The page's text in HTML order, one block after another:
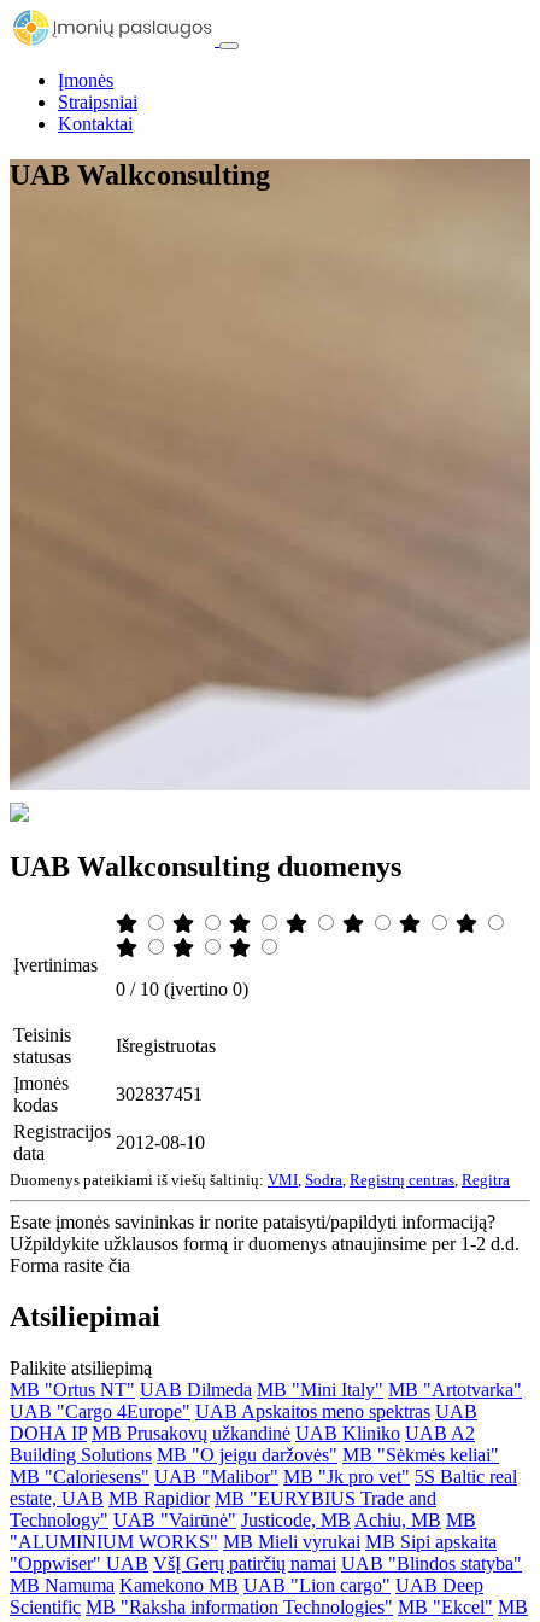
Įmonės
Straipsniai
Kontaktai
UAB Walkconsulting
UAB Walkconsulting duomenys
Įvertinimas
0 / 10 (įvertino 0)
Teisinis
statusas
Išregistruotas
Įmonės
kodas
302837451
Registracijos
data
2012-08-10
Duomenys pateikiami iš viešų šaltinių: VMI Sodra Registrų centras Regitra
Esate įmonės savininkas ir norite pataisyti/papildyti informaciją?
Užpildykite užklausos formą ir duomenys atnaujinsime per 1-2 d.d.
Forma rasite čia
Atsiliepimai
Palikite atsiliepimą
MB "Ortus NT" UAB Dilmeda MB "Mini Italy" MB "Artotvarka"
UAB "Cargo 4Europe" UAB Apskaitos meno spektras UAB
DOHA IP MB Prusakovų užkandinė UAB Kliniko UAB A2
Building Solutions MB "O jeigu daržovės" MB "Sėkmės keliai"
MB "Caloriesens" UAB "Malibor" MB "Jk pro vet" 5S Baltic real
estate, UAB MB Rapidior MB "EURYBIUS Trade and
Technology" UAB "Vairūnė" Justicode, MB Achiu, MB MB
"ALUMINIUM WORKS" MB Mieli vyrukai MB Sipi apskaita
"Oppwiser" UAB VšĮ Gerų patirčių namai UAB "Blindos statyba"
MB Namuma Kamekono MB UAB "Lion cargo" UAB Deep
Scientific MB "Raksha information Technologies" MB "Ekcel" MB